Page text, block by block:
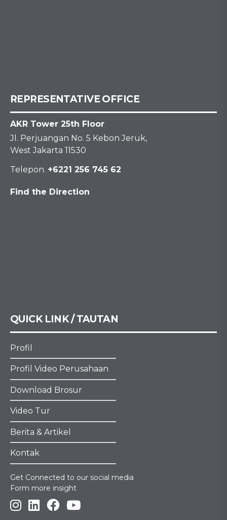
REPRESENTATIVE OFFICE
AKR Tower 25th Floor
Jl. Perjuangan No. 5 Kebon Jeruk,
West Jakarta 11530
Telepon. +6221 256 745 62
Find the Direction
QUICK LINK / TAUTAN
Profil
Profil Video Perusahaan
Download Brosur
Video Tur
Berita & Artikel
Kontak
Get Connected to our social media
Form more insight